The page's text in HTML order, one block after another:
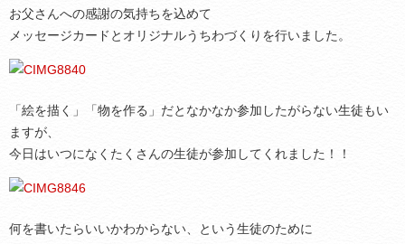
お父さんへの感謝の気持ちを込めて
メッセージカードとオリジナルうちわづくりを行いました。
「絵を描く」「物を作る」だとなかなか参加したがらない生徒もい
ますが、
今日はいつになくたくさんの生徒が参加してくれました！！
何を書いたらいいかわからない、という生徒のために